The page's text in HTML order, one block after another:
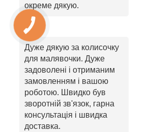
окреме дякую.
Дуже дякую за колисочку
для малявочки. Дуже
задоволені і отриманим
замовленням і вашою
роботою. Швидко був
зворотній зв'язок, гарна
консультація і швидка
доставка.